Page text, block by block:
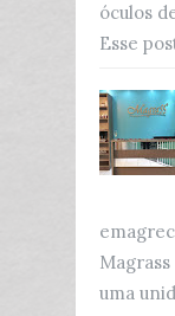
óculos
Esse
uma